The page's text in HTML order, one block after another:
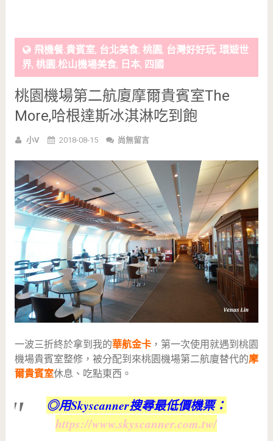
飛機餐.貴賓室, 台北美食, 桃園, 台灣好好玩, 環遊世
界, 桃園.松山機場美食, 日本, 四國
桃園機場第二航廈摩爾貴賓室The
More,哈根達斯冰淇淋吃到飽
小V 2018-08-15 尚無留言
一波三折終於拿到我的華航金卡，第一次使用就遇到桃園
機場貴賓室整修，被分配到來桃園機場第二航廈替代的摩
爾貴賓室休息、吃點東西。
◎用Skyscanner搜尋最低價機票：
https://www.skyscanner.com.tw/